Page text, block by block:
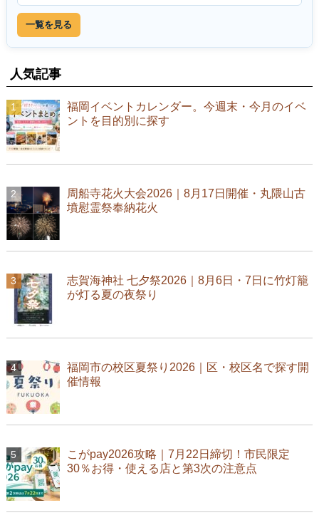
一覧を見る
人気記事
福岡イベントカレンダー。今週末・今月のイベ
ントを目的別に探す
周船寺花火大会2026｜8月17日開催・丸隈山古
墳慰霊祭奉納花火
志賀海神社 七夕祭2026｜8月6日・7日に竹灯籠
が灯る夏の夜祭り
福岡市の校区夏祭り2026｜区・校区名で探す開
催情報
こがpay2026攻略｜7月22日締切！市民限定
30％お得・使える店と第3次の注意点